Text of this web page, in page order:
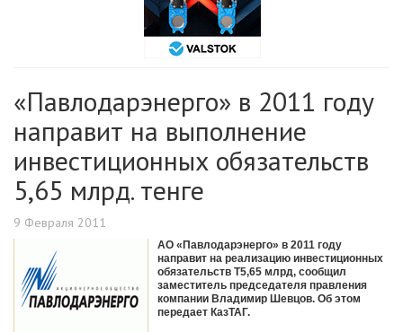
«Павлодарэнерго» в 2011 году
направит на выполнение
инвестиционных обязательств
5,65 млрд. тенге
9 Февраля 2011
АО «Павлодарэнерго» в 2011 году
направит на реализацию инвестиционных
обязательств Т5,65 млрд, сообщил
заместитель председателя правления
компании Владимир Шевцов. Об этом
передает КазТАГ.